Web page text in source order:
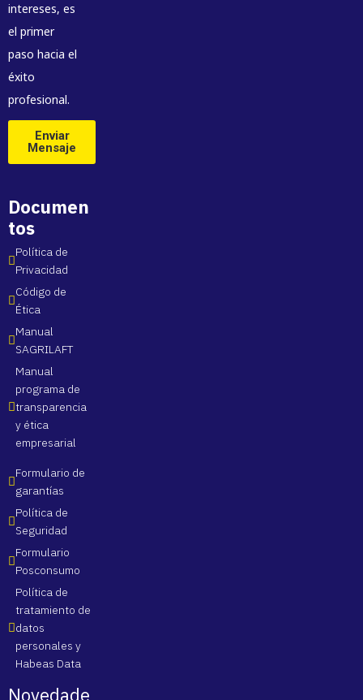
intereses, es
el primer
paso hacia el
éxito
profesional.
Enviar
Mensaje
Documen
tos
Política de
Privacidad
Código de
Ética
Manual
SAGRILAFT
Manual
programa de
transparencia
y ética
empresarial
Formulario de
garantías
Política de
Seguridad
Formulario
Posconsumo
Política de
tratamiento de
datos
personales y
Habeas Data
Novedade